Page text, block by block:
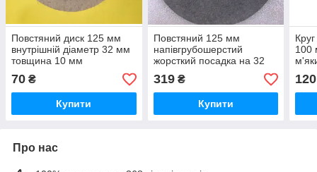
Повстяний диск 125 мм
внутрішній діаметр 32 мм
товщина 10 мм
70 ₴
Купити
Повстяний 125 мм
напівгрубошерстий
жорсткий посадка на 32
319₴
Купити
100
120
Про нас